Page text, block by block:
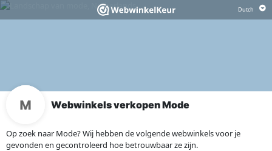
Webwinkels verkopen Mode
Op zoek naar Mode? Wij hebben de volgende webwinkels voor je
gevonden en gecontroleerd hoe betrouwbaar ze zijn.